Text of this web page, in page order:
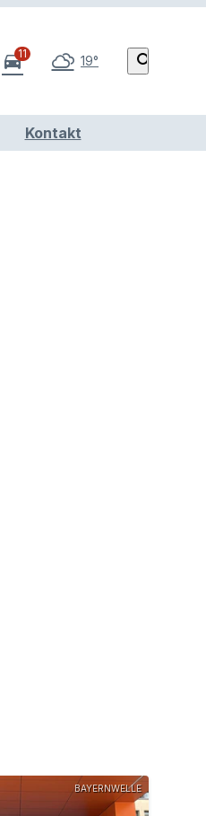
directions_car11 19° search
Kontakt
BAYERNWELLE